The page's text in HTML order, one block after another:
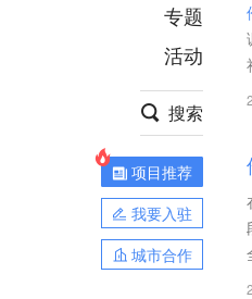
项目推荐
安徽
专题
活动
搜索
项目推荐
我要入驻
城市合作